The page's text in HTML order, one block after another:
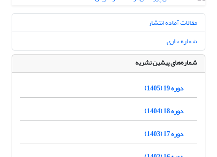
مقالات آماده انتشار
شماره جاری
شماره‌های پیشین نشریه
دوره 19 (1405)
دوره 18 (1404)
دوره 17 (1403)